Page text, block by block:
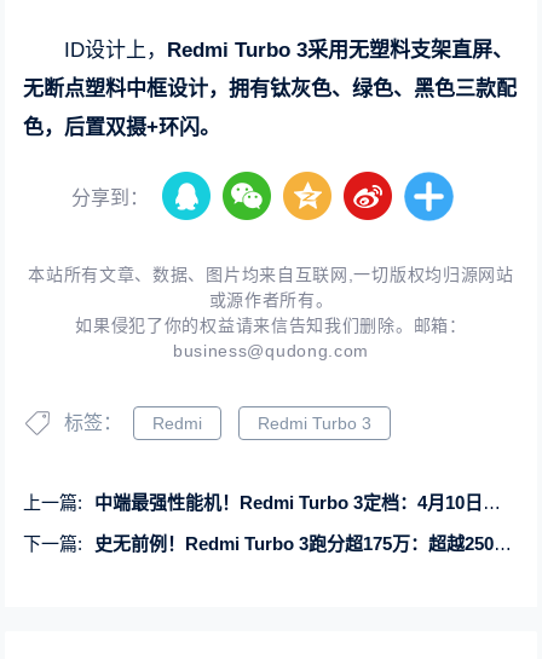
ID设计上， Redmi Turbo 3采用无塑料支架直屏、
无断点塑料中框设计，拥有钛灰色、绿色、黑色三款配
色，后置双摄+环闪。
分享到：
本站所有文章、数据、图片均来自互联网,一切版权均归源网站
或源作者所有。
如果侵犯了你的权益请来信告知我们删除。邮箱：
business@qudong.com
标签： Redmi Redmi Turbo 3
上一篇:
中端最强性能机！Redmi Turbo 3定档：4月10日发布
下一篇:
史无前例！Redmi Turbo 3跑分超175万：超越2500元档“性能手机”